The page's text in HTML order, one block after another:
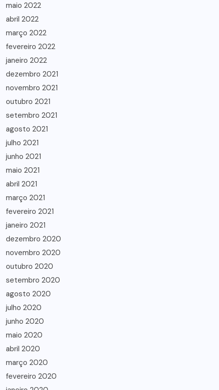
maio 2022
abril 2022
março 2022
fevereiro 2022
janeiro 2022
dezembro 2021
novembro 2021
outubro 2021
setembro 2021
agosto 2021
julho 2021
junho 2021
maio 2021
abril 2021
março 2021
fevereiro 2021
janeiro 2021
dezembro 2020
novembro 2020
outubro 2020
setembro 2020
agosto 2020
julho 2020
junho 2020
maio 2020
abril 2020
março 2020
fevereiro 2020